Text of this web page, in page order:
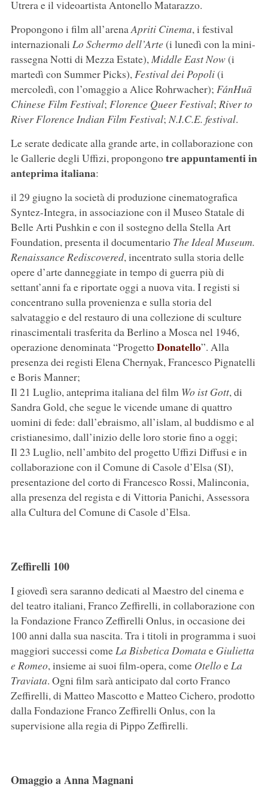
Utrera e il videoartista Antonello Matarazzo.
Propongono i film all’arenaApriti Cinema, i festival
internazionali Lo Schermo dell’Arte(i lunedì con la mini-
rassegna Notti di Mezza Estate),Middle East Now(i
martedì con Summer Picks),Festival dei Popoli(i
mercoledì, con l’omaggio a Alice Rohrwacher); FánHuā
Chinese Film Festival; Florence Queer Festival; River to
River Florence Indian Film Festival; N.I.C.E. festival.
Le serate dedicate alla grande arte, in collaborazione con
le Gallerie degli Uffizi, propongonotre appuntamenti in
anteprima italiana:
il 29 giugno la società di produzione cinematografica
Syntez-Integra, in associazione con il Museo Statale di
Belle Arti Pushkin e con il sostegno della Stella Art
Foundation, presenta il documentario The Ideal Museum.
Renaissance Rediscovered, incentrato sulla storia delle
opere d’arte danneggiate in tempo di guerra più di
settant’anni fa e riportate oggi a nuova vita. I registi si
concentrano sulla provenienza e sulla storia del
salvataggio e del restauro di una collezione di sculture
rinascimentali trasferita da Berlino a Mosca nel 1946,
operazione denominata “ProgettoDonatello”. Alla
presenza dei registi Elena Chernyak, Francesco Pignatelli
e Boris Manner;
Il 21 Luglio, anteprima italiana del film Wo ist Gott, di
Sandra Gold, che segue le vicende umane di quattro
uomini di fede: dall’ebraismo, all’islam, al buddismo e al
cristianesimo, dall’inizio delle loro storie fino a oggi;
Il 23 Luglio, nell’ambito del progetto Uffizi Diffusi e in
collaborazione con il Comune di Casole d’Elsa (SI),
presentazione del corto di Francesco Rossi, Malinconia,
alla presenza del regista e di Vittoria Panichi, Assessora
alla Cultura del Comune di Casole d’Elsa.
Zeffirelli 100
I giovedì sera saranno dedicati al Maestro del cinema e
del teatro italiani, Franco Zeffirelli, in collaborazione con
la Fondazione Franco Zeffirelli Onlus, in occasione dei
100 anni dalla sua nascita. Tra i titoli in programma i suoi
maggiori successi comeLa Bisbetica Domata eGiulietta
e Romeo, insieme ai suoi film-opera, come OtelloeLa
Traviata. Ogni film sarà anticipato dal corto Franco
Zeffirelli, di Matteo Mascotto e Matteo Cichero, prodotto
dalla Fondazione Franco Zeffirelli Onlus, con la
supervisione alla regia di Pippo Zeffirelli.
Omaggio a Anna Magnani